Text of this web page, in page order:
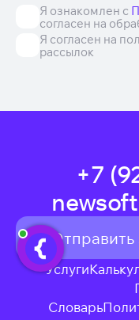
Я ознакомлен с
согласен на
Я согласен на
рассылок
+7
Отправить
Услуги
Словарь